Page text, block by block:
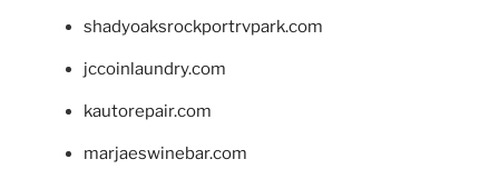
shadyoaksrockportrvpark.com
jccoinlaundry.com
kautorepair.com
marjaeswinebar.com